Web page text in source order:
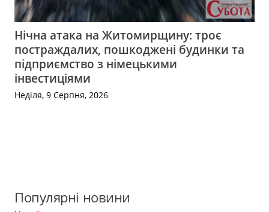
Нічна атака на Житомирщину: троє
постраждалих, пошкоджені будинки та
підприємство з німецькими
інвестиціями
Неділя, 9 Серпня, 2026
Популярні новини